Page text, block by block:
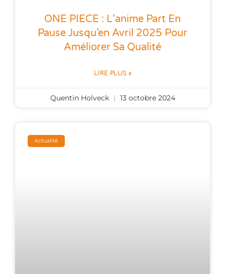
ONE PIECE : L’anime Part En
Pause Jusqu’en Avril 2025 Pour
Améliorer Sa Qualité
LIRE PLUS »
Quentin Holveck 13 octobre 2024
Actualité